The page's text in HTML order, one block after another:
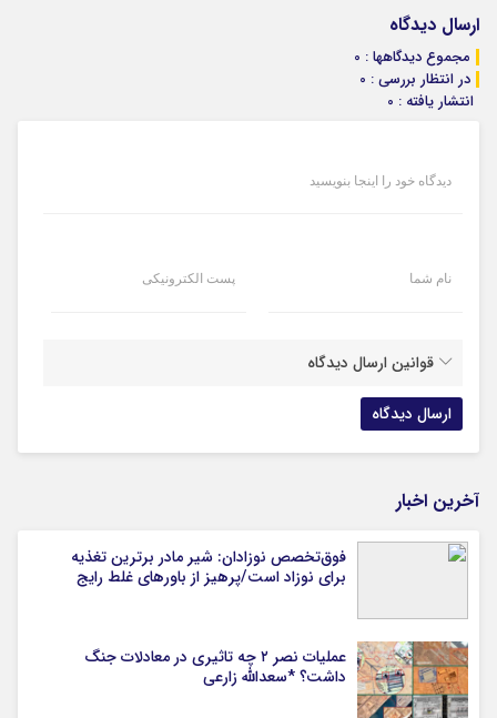
ارسال دیدگاه
مجموع دیدگاهها : 0
در انتظار بررسی : 0
انتشار یافته : 0
دیدگاه خود را اینجا بنویسید
نام شما پست الکترونیکی
قوانین ارسال دیدگاه
آخرین اخبار
فوق‌تخصص نوزادان: شیر مادر برترین تغذیه
برای نوزاد است/پرهیز از باورهای غلط رایج
عملیات نصر ۲ چه تاثیری در معادلات جنگ
داشت؟ *سعدالله زارعی